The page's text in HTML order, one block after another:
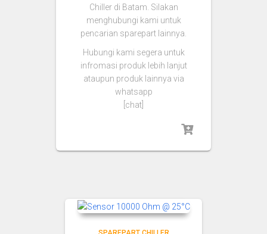
Chiller di Batam. Silakan
menghubungi kami untuk
pencarian sparepart lainnya.
Hubungi kami segera untuk
infromasi produk lebih lanjut
ataupun produk lainnya via
whatsapp
[chat]